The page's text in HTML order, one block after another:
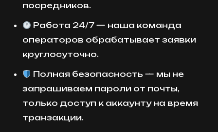
посредников.
Работа 24/7 — наша команда
операторов обрабатывает заявки
круглосуточно.
Полная безопасность — мы не
запрашиваем пароли от почты,
только доступ к аккаунту на время
транзакции.